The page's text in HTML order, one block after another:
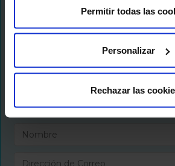
Permitir todas las
Personalizar
Rechazar las
Te mantenemos al dia de
crecer tu negocio, liderazgo
cosas más..
Newsletter